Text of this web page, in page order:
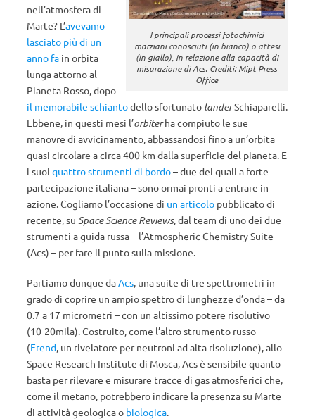
I principali processi fotochimici
marziani conosciuti (in bianco) o attesi
(in giallo), in relazione alla capacità di
misurazione di Acs. Crediti: Mipt Press
Office
nell’atmosfera di
Marte? L’avevamo
lasciato più di un
anno fa in orbita
lunga attorno al
Pianeta Rosso, dopo
il memorabile schiantodello sfortunato landerSchiaparelli.
Ebbene, in questi mesi l’orbiterha compiuto le sue
manovre di avvicinamento, abbassandosi fino a un’orbita
quasi circolare a circa 400 km dalla superficie del pianeta. E
i suoi quattro strumenti di bordo– due dei quali a forte
partecipazione italiana – sono ormai pronti a entrare in
azione. Cogliamo l’occasione di un articolo pubblicato di
recente, su Space Science Reviews, dal team di uno dei due
strumenti a guida russa – l’Atmospheric Chemistry Suite
(Acs) – per fare il punto sulla missione.
Partiamo dunque daAcs, una suite di tre spettrometri in
grado di coprire un ampio spettro di lunghezze d’onda – da
0.7 a 17 micrometri – con un altissimo potere risolutivo
(10-20mila). Costruito, come l’altro strumento russo
(Frend, un rivelatore per neutroni ad alta risoluzione), allo
Space Research Institute di Mosca, Acs è sensibile quanto
basta per rilevare e misurare tracce di gas atmosferici che,
come il metano, potrebbero indicare la presenza su Marte
di attività geologica o biologica.